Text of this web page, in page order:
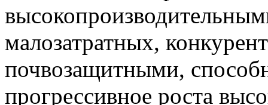
малозатратных,
почвозащитными,
прогрессивное роста